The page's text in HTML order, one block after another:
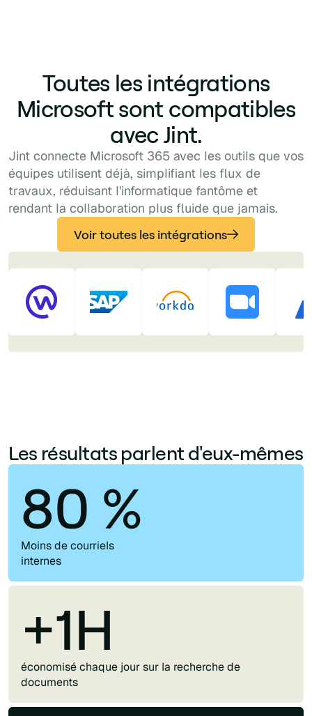
Toutes les intégrations
Microsoft sont compatibles
avec Jint.
Jint connecte Microsoft 365 avec les outils que vos
équipes utilisent déjà, simplifiant les flux de
travaux, réduisant l'informatique fantôme et
rendant la collaboration plus fluide que jamais.
Voir toutes les intégrations
Les résultats parlent d'eux-mêmes
80 %
Moins de courriels
internes
+1H
économisé chaque jour sur la recherche de
documents